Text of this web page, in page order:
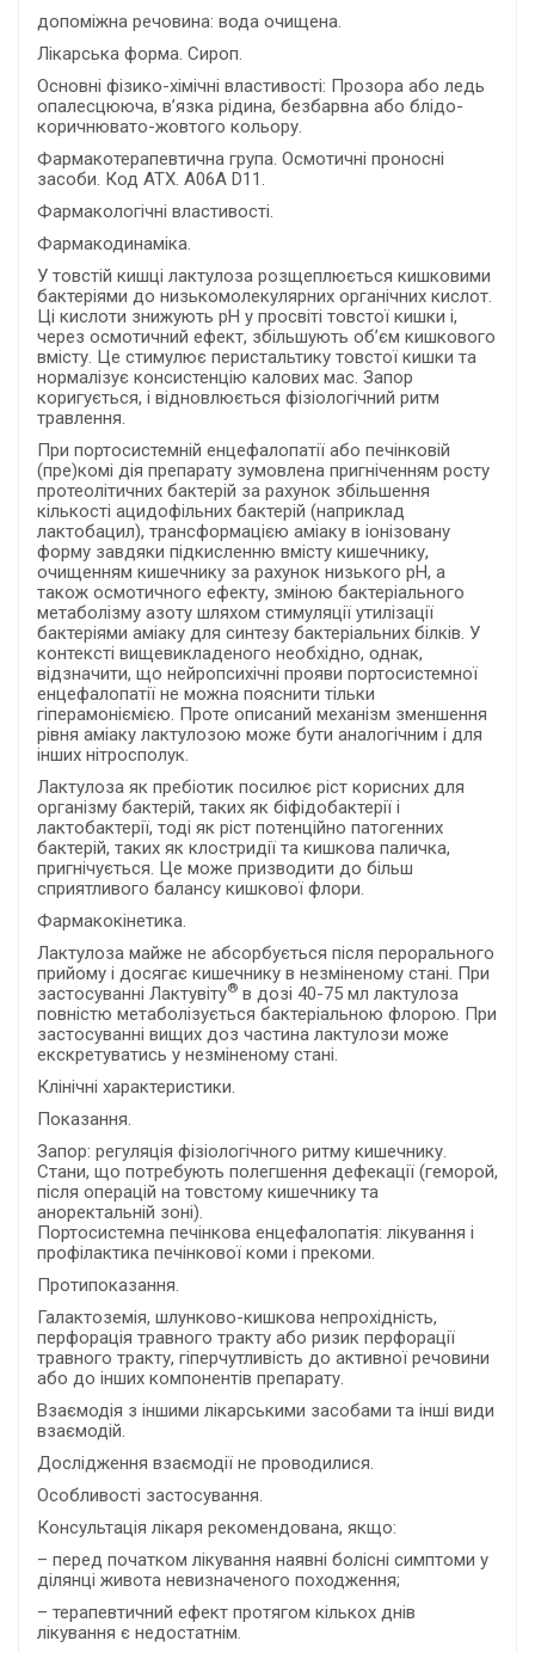
допоміжна речовина: вода очищена.
Лікарська форма. Сироп.
Основні фізико-хімічні властивості: Прозора або ледь
опалесцююча, в’язка рідина, безбарвна або блідо-
коричнювато-жовтого кольору.
Фармакотерапевтична група. Осмотичні проносні
засоби. Код АТХ. А06А D11.
Фармакологічні властивості.
Фармакодинаміка.
У товстій кишці лактулоза розщеплюється кишковими
бактеріями до низькомолекулярних органічних кислот.
Ці кислоти знижують рН у просвіті товстої кишки і,
через осмотичний ефект, збільшують об’єм кишкового
вмісту. Це стимулює перистальтику товстої кишки та
нормалізує консистенцію калових мас. Запор
коригується, і відновлюється фізіологічний ритм
травлення.
При портосистемній енцефалопатії або печінковій
(пре)комі дія препарату зумовлена пригніченням росту
протеолітичних бактерій за рахунок збільшення
кількості ацидофільних бактерій (наприклад
лактобацил), трансформацією аміаку в іонізовану
форму завдяки підкисленню вмісту кишечнику,
очищенням кишечнику за рахунок низького рН, а
також осмотичного ефекту, зміною бактеріального
метаболізму азоту шляхом стимуляції утилізації
бактеріями аміаку для синтезу бактеріальних білків. У
контексті вищевикладеного необхідно, однак,
відзначити, що нейропсихічні прояви портосистемної
енцефалопатії не можна пояснити тільки
гіперамоніємією. Проте описаний механізм зменшення
рівня аміаку лактулозою може бути аналогічним і для
інших нітросполук.
Лактулоза як пребіотик посилює ріст корисних для
організму бактерій, таких як біфідобактерії і
лактобактерії, тоді як ріст потенційно патогенних
бактерій, таких як клостридії та кишкова паличка,
пригнічується. Це може призводити до більш
сприятливого балансу кишкової флори.
Фармакокінетика.
Лактулоза майже не абсорбується після перорального
прийому і досягає кишечнику в незміненому стані. При
застосуванні Лактувіту® в дозі 40-75 мл лактулоза
повністю метаболізується бактеріальною флорою. При
застосуванні вищих доз частина лактулози може
екскретуватись у незміненому стані.
Клінічні характеристики.
Показання.
Запор: регуляція фізіологічного ритму кишечнику.
Стани, що потребують полегшення дефекації (геморой,
після операцій на товстому кишечнику та
аноректальній зоні).
Портосистемна печінкова енцефалопатія: лікування і
профілактика печінкової коми і прекоми.
Протипоказання.
Галактоземія, шлунково-кишкова непрохідність,
перфорація травного тракту або ризик перфорації
травного тракту, гіперчутливість до активної речовини
або до інших компонентів препарату.
Взаємодія з іншими лікарськими засобами та інші види
взаємодій.
Дослідження взаємодії не проводилися.
Особливості застосування.
Консультація лікаря рекомендована, якщо:
– перед початком лікування наявні болісні симптоми у
ділянці живота невизначеного походження;
– терапевтичний ефект протягом кількох днів
лікування є недостатнім.